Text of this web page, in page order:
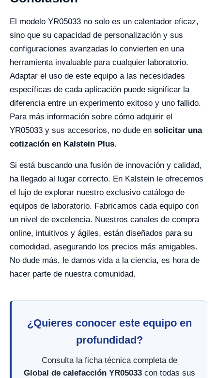
El modelo YR05033 no solo es un calentador eficaz,
sino que su capacidad de personalización y sus
configuraciones avanzadas lo convierten en una
herramienta invaluable para cualquier laboratorio.
Adaptar el uso de este equipo a las necesidades
específicas de cada aplicación puede significar la
diferencia entre un experimento exitoso y uno fallido.
Para más información sobre cómo adquirir el
YR05033 y sus accesorios, no dude en solicitar una
cotización en Kalstein Plus.
Si está buscando una fusión de innovación y calidad,
ha llegado al lugar correcto. En Kalstein le ofrecemos
el lujo de explorar nuestro exclusivo catálogo de
equipos de laboratorio. Fabricamos cada equipo con
un nivel de excelencia. Nuestros canales de compra
online, intuitivos y ágiles, están diseñados para su
comodidad, asegurando los precios más amigables.
No dude más, le damos vida a la ciencia, es hora de
hacer parte de nuestra comunidad.
¿Quieres conocer este equipo en
profundidad?
Consulta la ficha técnica completa de
Global de calefacción YR05033con todas sus